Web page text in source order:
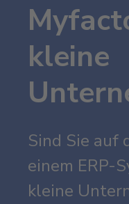
kleine
Sind Sie auf
einem ERP-
kleine